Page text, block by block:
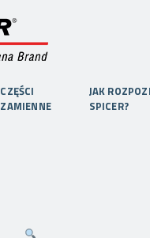
CZĘŚCI
ZAMIENNE
JAK
SPICER?